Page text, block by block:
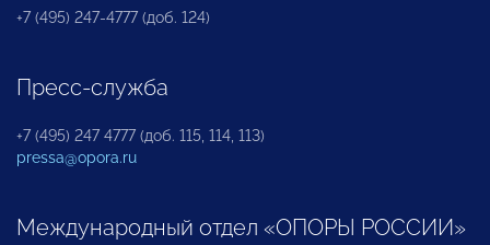
+7 (495) 247-4777 (доб. 124)
Пресс-служба
+7 (495) 247 4777 (доб. 115, 114, 113)
pressa@opora.ru
Международный отдел «ОПОРЫ РОССИИ»